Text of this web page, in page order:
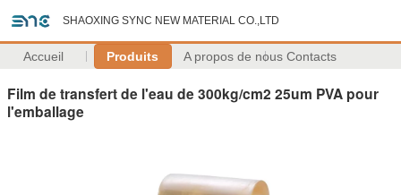
SHAOXING SYNC NEW MATERIAL CO.,LTD
Accueil Produits A propos de nous Contacts
Film de transfert de l'eau de 300kg/cm2 25um PVA pour
l'emballage